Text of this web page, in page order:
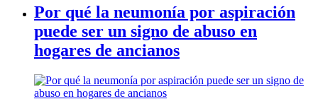
Por qué la neumonía por aspiración
puede ser un signo de abuso en
hogares de ancianos